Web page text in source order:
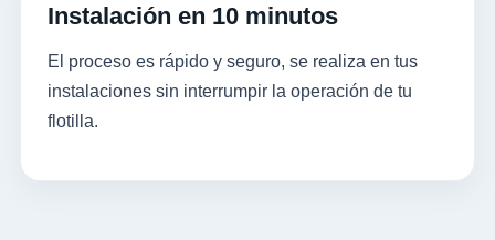
Instalación en 10 minutos
El proceso es rápido y seguro, se realiza en tus
instalaciones sin interrumpir la operación de tu
flotilla.